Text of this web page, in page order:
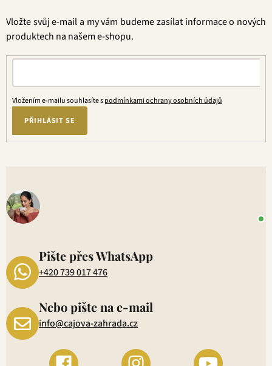
Vložte svůj e-mail a my vám budeme zasílat informace o nových
produktech na našem e-shopu.
Vložením e-mailu souhlasíte spodmínkami ochrany osobních údajů
PŘIHLÁSIT SE
Pište přes WhatsApp
+420 739 017 476
Nebo pište na e-mail
info@cajova-zahrada.cz